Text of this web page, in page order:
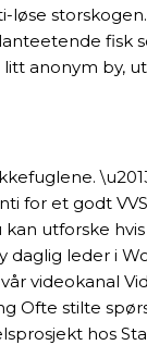
fisk
anonym
et godt
utforske
leder i
videokanal
Ofte stilte
hos